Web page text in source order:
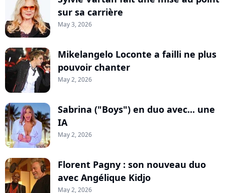
sur sa carrière
May 3, 2026
Mikelangelo Loconte a failli ne plus
pouvoir chanter
May 2, 2026
Sabrina ("Boys") en duo avec... une
IA
May 2, 2026
Florent Pagny : son nouveau duo
avec Angélique Kidjo
May 2, 2026